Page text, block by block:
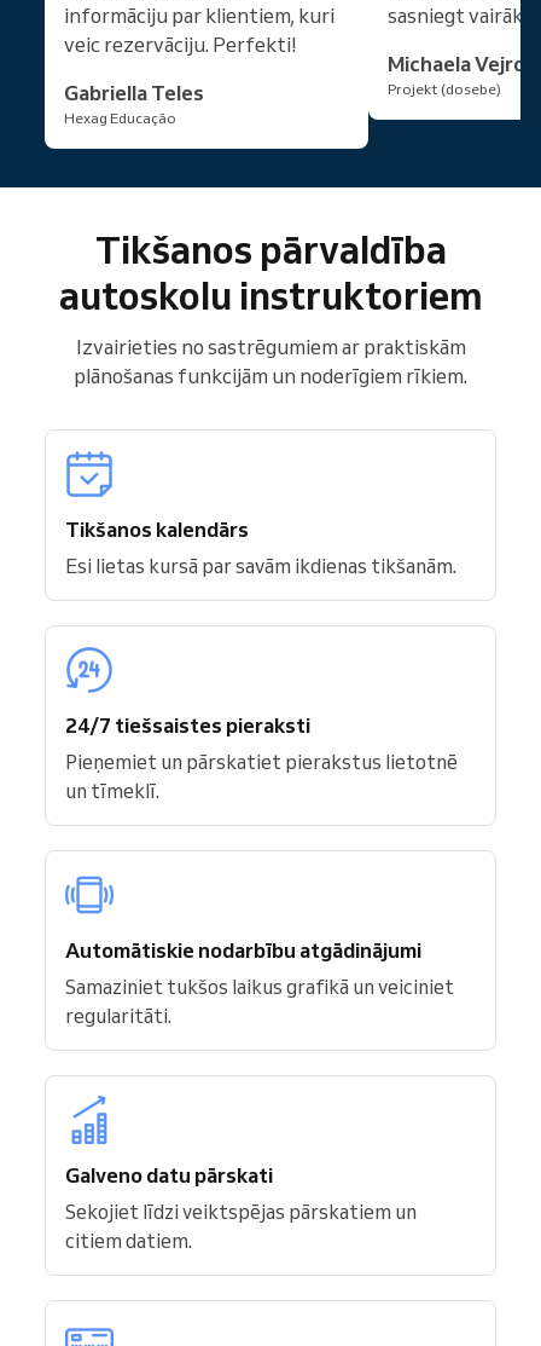
informāciju par klientiem, kuri
veic rezervāciju. Perfekti!
Gabriella Teles
Hexag Educação
sasniegt vairāk
Michaela
Projekt (dosebe)
Tikšanos pārvaldība
autoskolu instruktoriem
Izvairieties no sastrēgumiem ar praktiskām
plānošanas funkcijām un noderīgiem rīkiem.
Tikšanos kalendārs
Esi lietas kursā par savām ikdienas tikšanām.
24/7 tiešsaistes pieraksti
Pieņemiet un pārskatiet pierakstus lietotnē
un tīmeklī.
Automātiskie nodarbību atgādinājumi
Samaziniet tukšos laikus grafikā un veiciniet
regularitāti.
Galveno datu pārskati
Sekojiet līdzi veiktspējas pārskatiem un
citiem datiem.